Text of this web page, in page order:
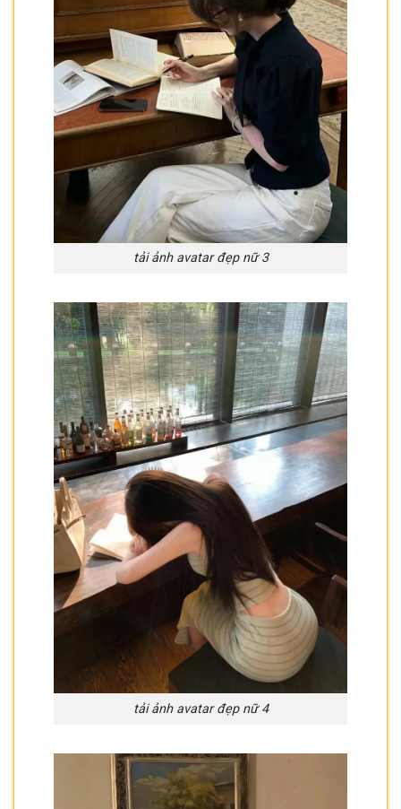
tải ảnh avatar đẹp nữ 3
tải ảnh avatar đẹp nữ 4